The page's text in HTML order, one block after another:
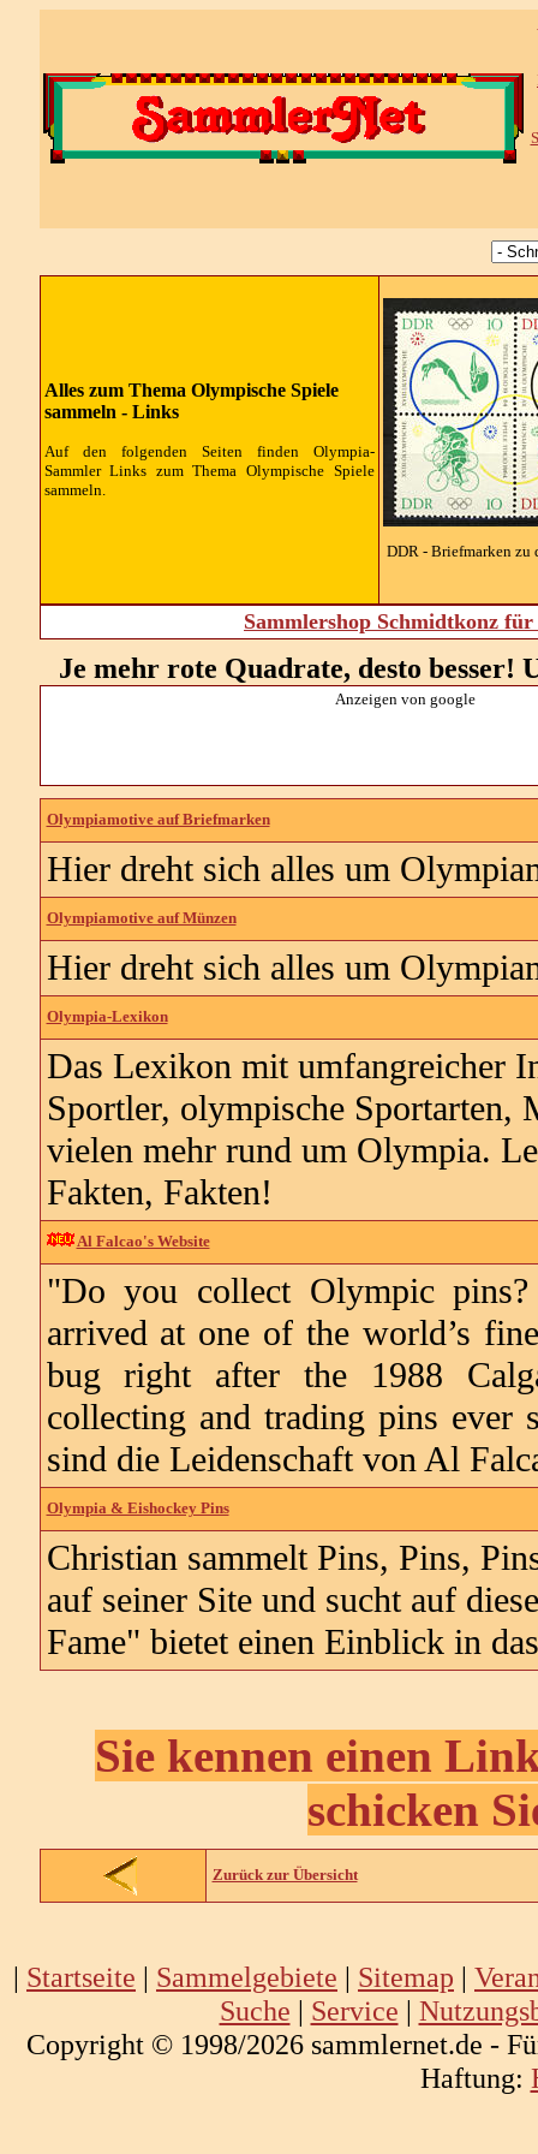
Alles zum Thema Olympische Spiele
sammeln - Links
Auf den folgenden Seiten finden Olympia-
Sammler Links zum Thema Olympische Spiele
sammeln.
DDR - Briefmarken zu
Sammlershop Schmidtkonz
Je mehr rote Quadrate, desto
Anzeigen von google
Olympiamotive auf Briefmarken
Hier dreht sich alles um
Olympiamotive auf Münzen
Hier dreht sich alles um
Olympia-Lexikon
Das Lexikon mit umfangreicher
Sportler, olympische Sportarten,
vielen mehr rund um Olympia.
Fakten, Fakten!
Al Falcao's Website
"Do you collect Olympic
arrived at one of the world’s
bug right after the 1988
collecting and trading pins ever
sind die Leidenschaft von Al
Olympia & Eishockey Pins
Christian sammelt Pins, Pins,
auf seiner Site und sucht auf
Fame" bietet einen Einblick in
Sie kennen einen
schicken
Zurück zur Übersicht
| Startseite | Sammelgebiete | Sitemap |
Suche | Service |
Copyright © 1998/2026 sammlernet.de -
Haftung: